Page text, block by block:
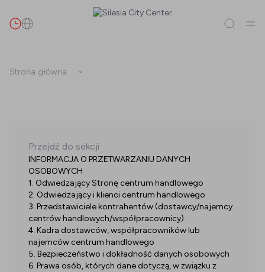
Promocje
Wydarzenia
Strona główna >
Przejdź do sekcji
INFORMACJA O PRZETWARZANIU DANYCH
OSOBOWYCH
1. Odwiedzający Stronę centrum handlowego
2. Odwiedzający i klienci centrum handlowego
3. Przedstawiciele kontrahentów (dostawcy/najemcy
centrów handlowych/współpracownicy)
4. Kadra dostawców, współpracowników lub
najemców centrum handlowego
5. Bezpieczeństwo i dokładność danych osobowych
6. Prawa osób, których dane dotyczą, w związku z